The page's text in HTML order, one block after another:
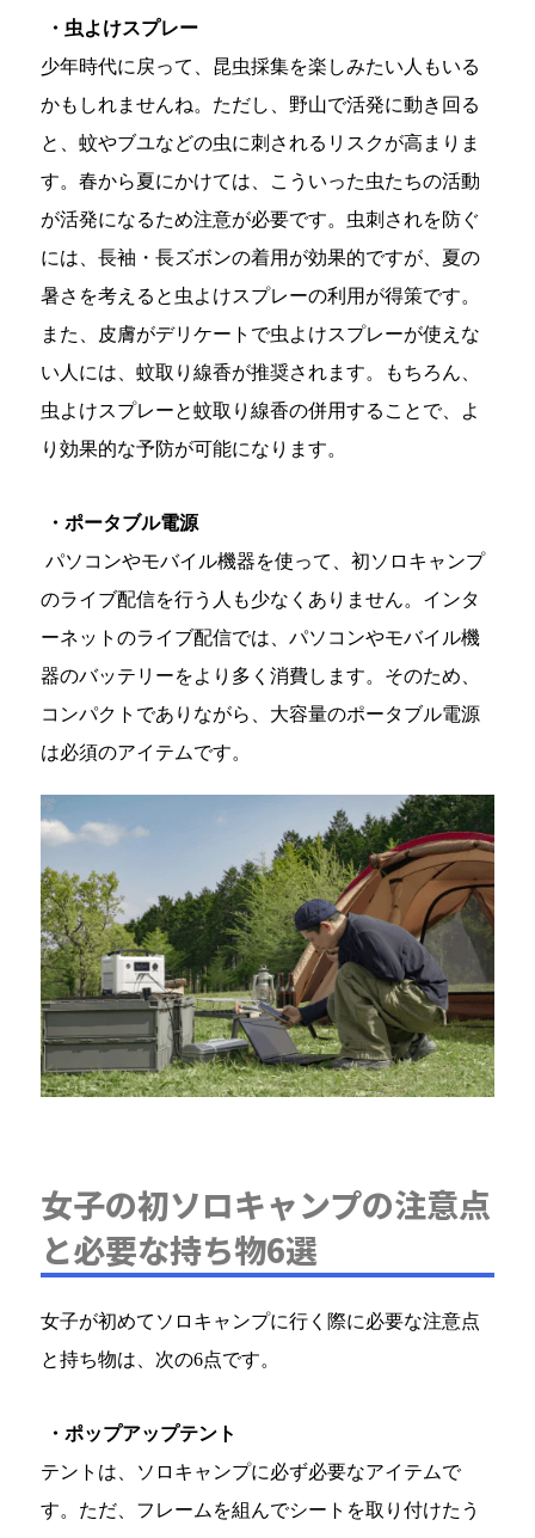
・虫よけスプレー
少年時代に戻って、昆虫採集を楽しみたい人もいる
かもしれませんね。ただし、野山で活発に動き回る
と、蚊やブユなどの虫に刺されるリスクが高まりま
す。春から夏にかけては、こういった虫たちの活動
が活発になるため注意が必要です。虫刺されを防ぐ
には、長袖・長ズボンの着用が効果的ですが、夏の
暑さを考えると虫よけスプレーの利用が得策です。
また、皮膚がデリケートで虫よけスプレーが使えな
い人には、蚊取り線香が推奨されます。もちろん、
虫よけスプレーと蚊取り線香の併用することで、よ
り効果的な予防が可能になります。
・ポータブル電源
パソコンやモバイル機器を使って、初ソロキャンプ
のライブ配信を行う人も少なくありません。インタ
ーネットのライブ配信では、パソコンやモバイル機
器のバッテリーをより多く消費します。そのため、
コンパクトでありながら、大容量のポータブル電源
は必須のアイテムです。
女子の初ソロキャンプの注意点
と必要な持ち物6選
女子が初めてソロキャンプに行く際に必要な注意点
と持ち物は、次の6点です。
・ポップアップテント
テントは、ソロキャンプに必ず必要なアイテムで
す。ただ、フレームを組んでシートを取り付けたう